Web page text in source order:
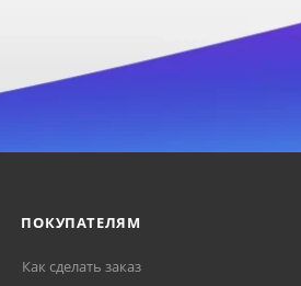
ПОКУПАТЕЛЯМ
Как сделать заказ